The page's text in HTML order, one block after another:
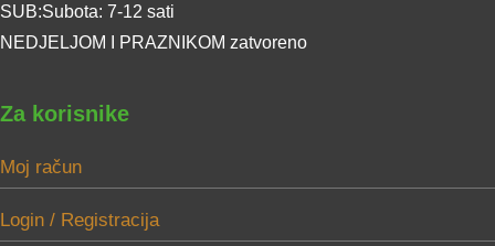
SUB:Subota: 7-12 sati
NEDJELJOM I PRAZNIKOM zatvoreno
Za korisnike
Moj račun
Login / Registracija